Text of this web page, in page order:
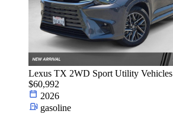
Lexus TX 2WD Sport Utility Vehicles
$60,992
2026
gasoline